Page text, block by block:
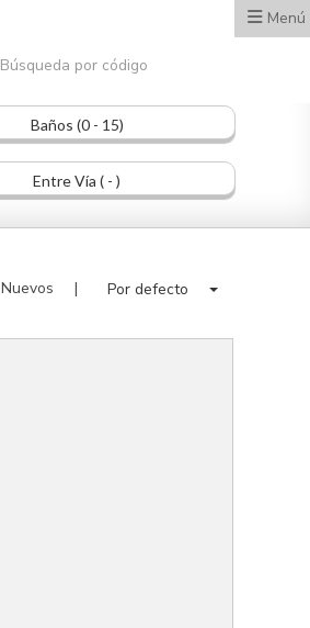
Menú
Búsqueda por código
Baños (0 - 15)
Entre Vía ( - )
Nuevos Por defecto